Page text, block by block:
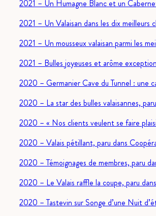
2021 – Un Humagne Blanc et un
2021 – Un Valaisan dans les dix
2021 – Un mousseux valaisan parmi les
2021 – Bulles joyeuses et arôme
2020 – Germanier Cave du Tunnel : une
2020 – La star des bulles valaisannes,
2020 – « Nos clients veulent se faire
2020 – Valais pétillant, paru dans
2020 – Témoignages de membres, paru
2020 – Le Valais raffle la coupe, paru
2020 – Tastevin sur Songe d’une Nuit